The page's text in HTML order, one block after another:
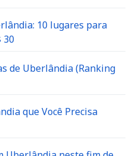
10 lugares para
30
de Uberlândia (Ranking
que Você Precisa
Uberlândia neste fim de